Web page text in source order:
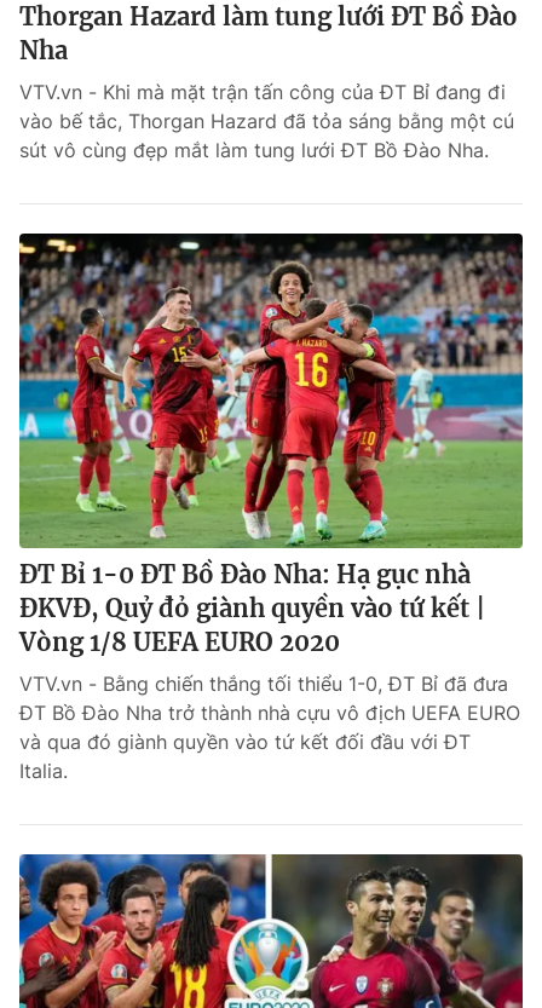
Thorgan Hazard làm tung lưới ĐT Bồ Đào
Nha
VTV.vn - Khi mà mặt trận tấn công của ĐT Bỉ đang đi
vào bế tắc, Thorgan Hazard đã tỏa sáng bằng một cú
sút vô cùng đẹp mắt làm tung lưới ĐT Bồ Đào Nha.
ĐT Bỉ 1-0 ĐT Bồ Đào Nha: Hạ gục nhà
ĐKVĐ, Quỷ đỏ giành quyền vào tứ kết |
Vòng 1/8 UEFA EURO 2020
VTV.vn - Bằng chiến thắng tối thiểu 1-0, ĐT Bỉ đã đưa
ĐT Bồ Đào Nha trở thành nhà cựu vô địch UEFA EURO
và qua đó giành quyền vào tứ kết đối đầu với ĐT
Italia.